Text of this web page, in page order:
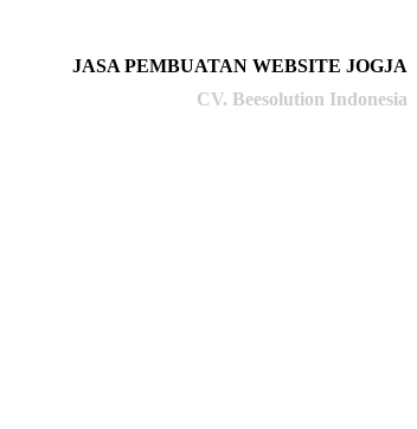
JASA PEMBUATAN WEBSITE JOGJA
CV. Beesolution Indonesia